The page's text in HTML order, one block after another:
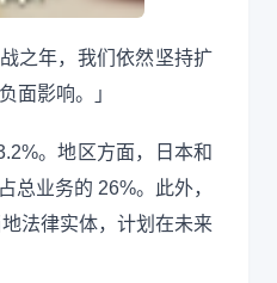
之年，我们依然坚持扩
面影响。」
。地区方面，日本和
总业务的 26%。此外，
法律实体，计划在未来